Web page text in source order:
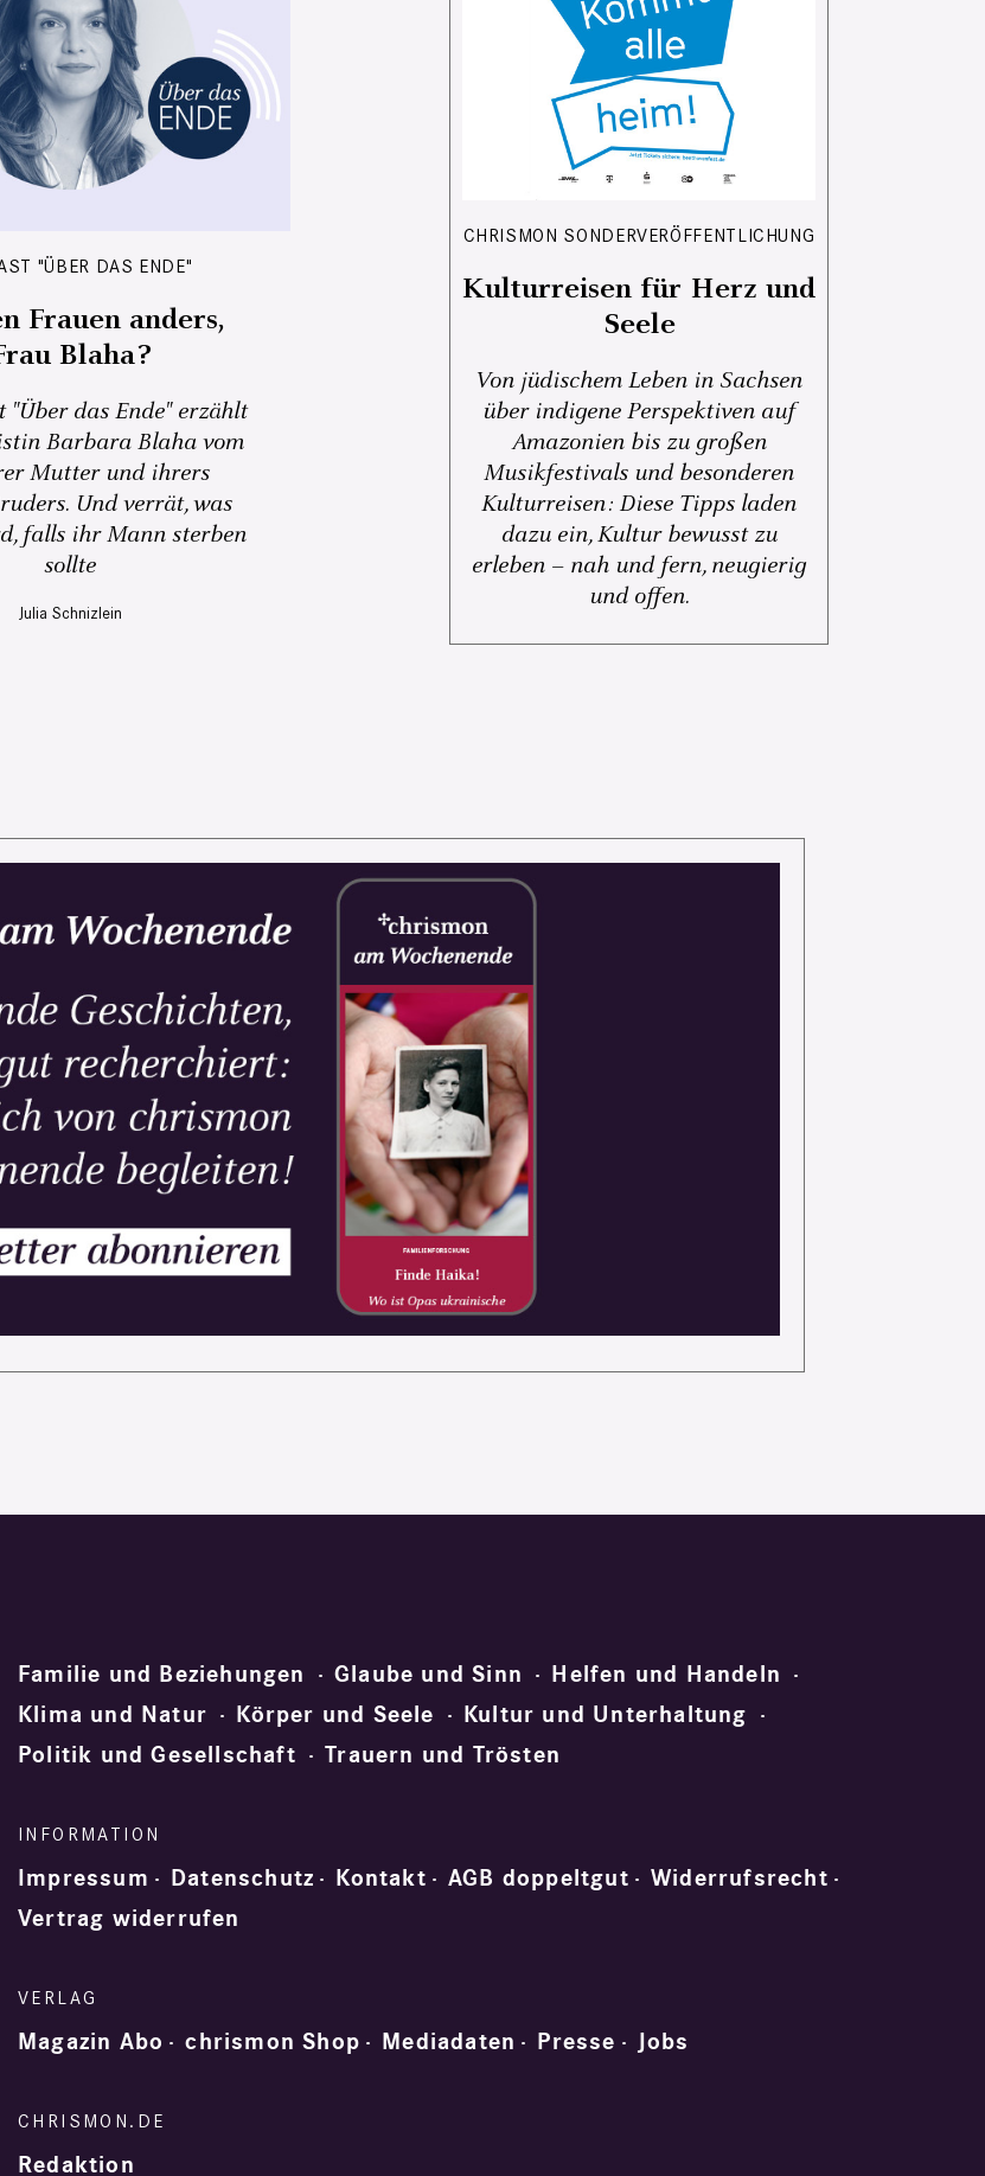
"ÜBER DAS ENDE"
Frauen anders,
Blaha?
"Über das Ende" erzählt
Barbara Blaha vom
Mutter und ihrers
Und verrät, was
falls ihr Mann sterben
sollte
Julia Schnizlein
CHRISMON SONDERVERÖFFENTLICHUNG
Kulturreisen für Herz und
Seele
Von jüdischem Leben in Sachsen
über indigene Perspektiven auf
Amazonien bis zu großen
Musikfestivals und besonderen
Kulturreisen: Diese Tipps laden
dazu ein, Kultur bewusst zu
erleben – nah und fern, neugierig
und offen.
Familie und Beziehungen Glaube und Sinn
Helfen und Handeln
Klima und Natur
Körper und Seele
Kultur und Unterhaltung
Politik und Gesellschaft
Trauern und Trösten
Impressum Datenschutz Kontakt AGB doppeltgut
Widerrufsrecht
Vertrag widerrufen
Magazin Abo chrismon Shop Mediadaten Presse Jobs
Redaktion